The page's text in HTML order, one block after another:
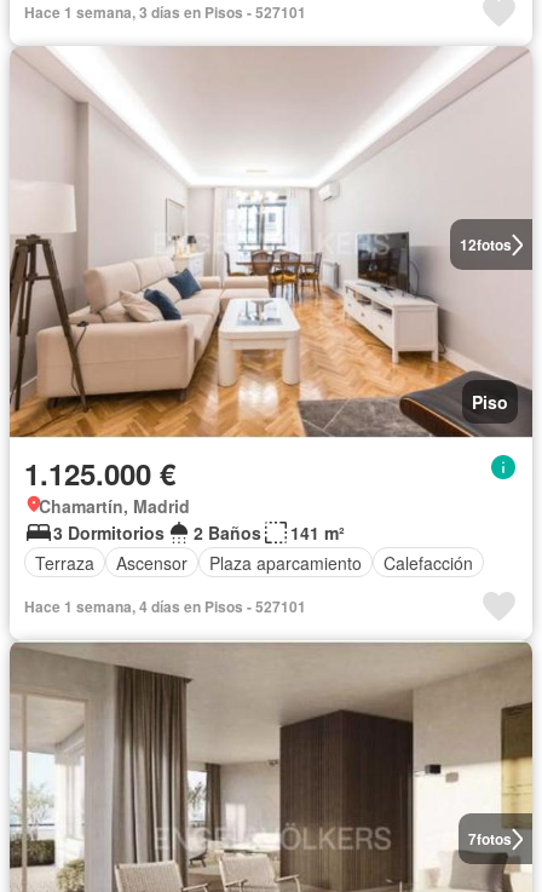
Hace 1 semana, 3 días en Pisos - 527101
12fotos
Piso
1.125.000 €
Chamartín, Madrid
3 Dormitorios
2 Baños
141 m²
Terraza
Ascensor Plaza aparcamiento Calefacción
Hace 1 semana, 4 días en Pisos - 527101
7fotos